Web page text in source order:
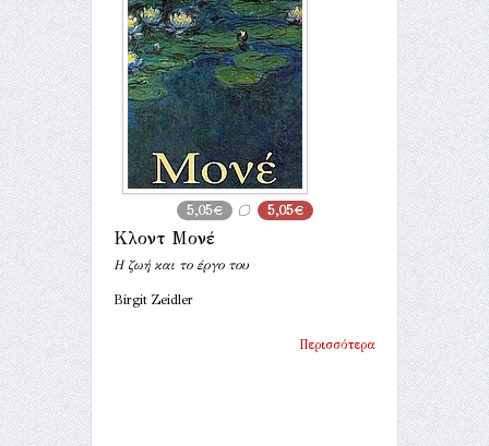
5,05€ 5,05€
Κλοντ Μονέ
Η ζωή και το έργο του
Birgit Zeidler
Περισσότερα